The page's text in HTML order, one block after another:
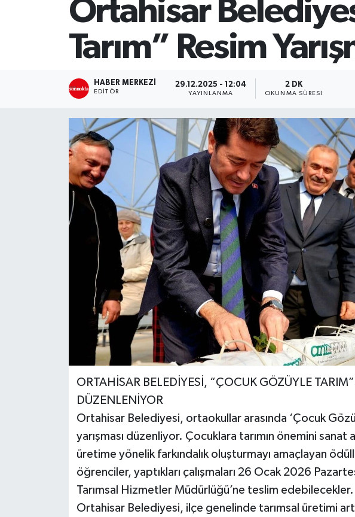
Ortahisar
Tarım” Resim
HABER MERKEZI
EDITÖR
29.12.2025 - 12:04
YAYINLANMA
2 DK
OKUNMA SÜRESI
ORTAHİSAR BELEDİYESİ, “ÇOCUK GÖZÜYLE TARIM”
DÜZENLENİYOR
Ortahisar Belediyesi, ortaokullar arasında ‘Çocuk
yarışması düzenliyor. Çocuklara tarımın önemini sanat
üretime yönelik farkındalık oluşturmayı amaçlayan
öğrenciler, yaptıkları çalışmaları 26 Ocak 2026
Tarımsal Hizmetler Müdürlüğü’ne teslim edebilecekler.
Ortahisar Belediyesi, ilçe genelinde tarımsal üretimi
SİYASET
TRABZON